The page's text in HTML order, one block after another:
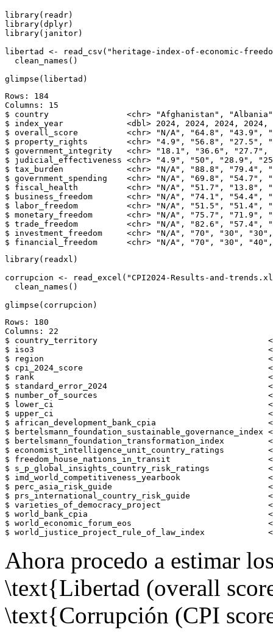
library(readr)
library(dplyr)
library(janitor)
libertad <- read_csv ( "heritage-index-of-economic-
clean_names ()
glimpse (libertad)
Rows: 184
Columns: 15
$ country                <chr> "Afghanistan",
$ index_year             <dbl> 2024, 2024, 2024, 2024,
$ overall_score          <chr> "N/A", "64.8", "43.9",
$ property_rights        <chr> "4.9", "56.8", "27.5",
$ government_integrity   <chr> "18.1", "36.6",
$ judicial_effectiveness <chr> "4.9", "50", "28.9",
$ tax_burden             <chr> "N/A", "88.8", "79.4",
$ government_spending    <chr> "N/A", "69.8",
$ fiscal_health          <chr> "N/A", "51.7", "13.8",
$ business_freedom       <chr> "N/A", "74.1",
$ labor_freedom          <chr> "N/A", "51.5", "51.4",
$ monetary_freedom       <chr> "N/A", "75.7",
$ trade_freedom          <chr> "N/A", "82.6", "57.4",
$ investment_freedom     <chr> "N/A", "70", "30",
$ financial_freedom      <chr> "N/A", "70", "30",
library(readxl)
corrupcion <- read_excel ( "CPI2024-Results-and-
clean_names ()
glimpse (corrupcion)
Rows: 180
Columns: 22
$ country_territory
$ iso3                                                <chr>
$ region                                              <chr>
$ cpi_2024_score
$ rank
$ standard_error_2024
$ number_of_sources
$ lower_ci                                            <dbl>
$ upper_ci                                            <dbl>
$ african_development_bank_cpia
$ bertelsmann_foundation_sustainable_governance_index
$ bertelsmann_foundation_transformation_index
$ economist_intelligence_unit_country_ratings
$ freedom_house_nations_in_transit
$ s_p_global_insights_country_risk_ratings
$ imd_world_competitiveness_yearbook
$ perc_asia_risk_guide
$ prs_international_country_risk_guide
$ varieties_of_democracy_project
$ world_bank_cpia                                     <dbl>
$ world_economic_forum_eos
$ world_justice_project_rule_of_law_index
Ahora procedo a estimar
\text{Libertad (overall
\text{Corrupción (CPI